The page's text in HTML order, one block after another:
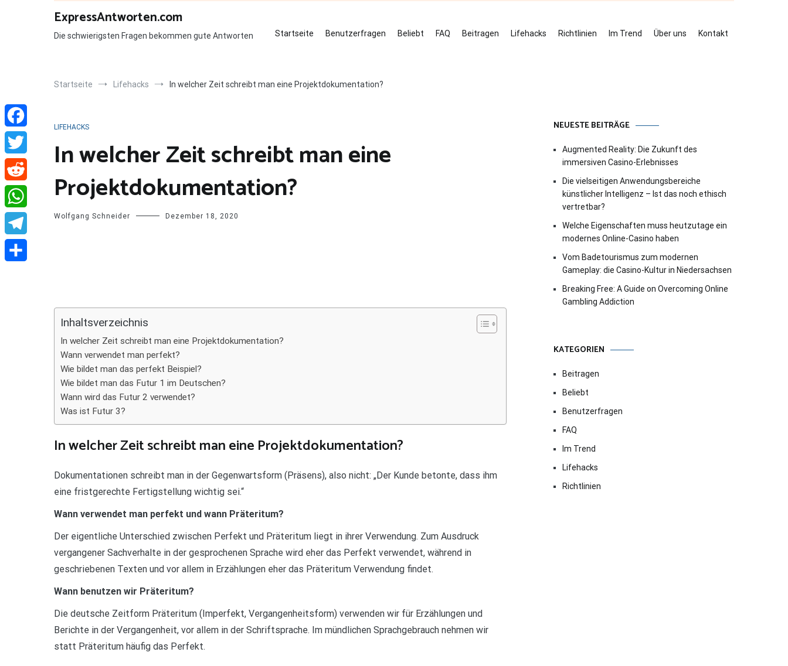
ExpressAntworten.com
Die schwierigsten Fragen bekommen gute Antworten Startseite Benutzerfragen Beliebt FAQ Beitragen Lifehacks Richtlinien Im Trend Über uns Kontakt
Startseite Lifehacks In welcher Zeit schreibt man eine Projektdokumentation?
LIFEHACKS
In welcher Zeit schreibt man eine
Projektdokumentation?
Wolfgang Schneider Dezember 18, 2020
Inhaltsverzeichnis
In welcher Zeit schreibt man eine Projektdokumentation?
Wann verwendet man perfekt?
Wie bildet man das perfekt Beispiel?
Wie bildet man das Futur 1 im Deutschen?
Wann wird das Futur 2 verwendet?
Was ist Futur 3?
In welcher Zeit schreibt man eine Projektdokumentation?
Dokumentationen schreibt man in der Gegenwartsform (Präsens), also nicht: „Der Kunde betonte, dass ihm
eine fristgerechte Fertigstellung wichtig sei.“
Wann verwendet man perfekt und wann Präteritum?
Der eigentliche Unterschied zwischen Perfekt und Präteritum liegt in ihrer Verwendung. Zum Ausdruck
vergangener Sachverhalte in der gesprochenen Sprache wird eher das Perfekt verwendet, während in
geschriebenen Texten und vor allem in Erzählungen eher das Präteritum Verwendung findet.
Wann benutzen wir Präteritum?
Die deutsche Zeitform Präteritum (Imperfekt, Vergangenheitsform) verwenden wir für Erzählungen und
Berichte in der Vergangenheit, vor allem in der Schriftsprache. Im mündlichen Sprachgebrauch nehmen wir
statt Präteritum häufig das Perfekt.
NEUESTE BEITRÄGE
Augmented Reality: Die Zukunft des
immersiven Casino-Erlebnisses
Die vielseitigen Anwendungsbereiche
künstlicher Intelligenz – Ist das noch ethisch
vertretbar?
Welche Eigenschaften muss heutzutage ein
modernes Online-Casino haben
Vom Badetourismus zum modernen
Gameplay: die Casino-Kultur in Niedersachsen
Breaking Free: A Guide on Overcoming Online
Gambling Addiction
KATEGORIEN
Beitragen
Beliebt
Benutzerfragen
FAQ
Im Trend
Lifehacks
Richtlinien
Facebook
Twitter
Reddit
WhatsApp
Telegram